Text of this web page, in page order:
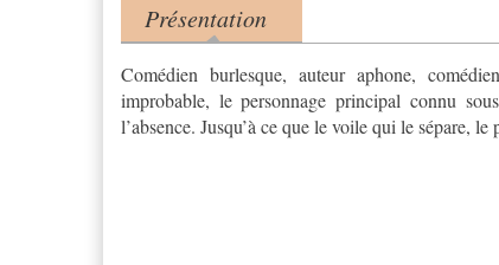
Product tabs
Présentation
(onglet actif)
Comédien burlesque, auteur aphone,
improbable, le personnage principal connu
l’absence. Jusqu’à ce que le voile qui le sépare,